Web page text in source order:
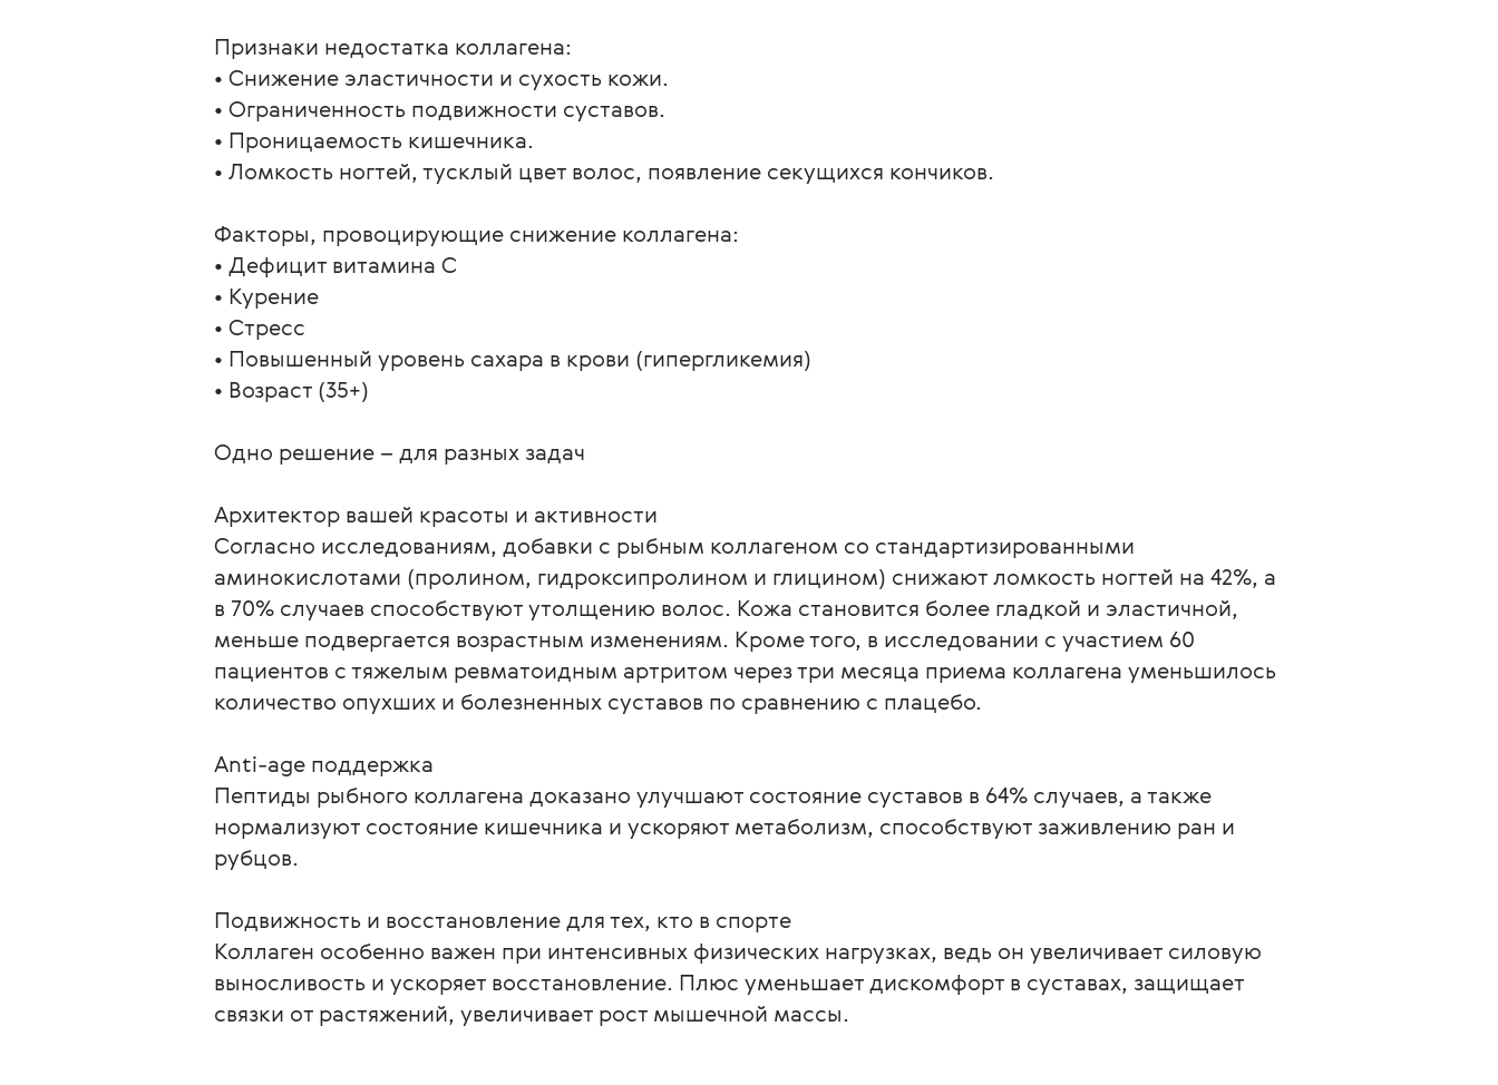
Признаки недостатка коллагена:
• Снижение эластичности и сухость кожи.
• Ограниченность подвижности суставов.
• Проницаемость кишечника.
• Ломкость ногтей, тусклый цвет волос, появление секущихся кончиков.
Факторы, провоцирующие снижение коллагена:
• Дефицит витамина С
• Курение
• Стресс
• Повышенный уровень сахара в крови (гипергликемия)
• Возраст (35+)
Одно решение – для разных задач
Архитектор вашей красоты и активности
Согласно исследованиям, добавки с рыбным коллагеном со стандартизированными
аминокислотами (пролином, гидроксипролином и глицином) снижают ломкость ногтей на 42%, а
в 70% случаев способствуют утолщению волос. Кожа становится более гладкой и эластичной,
меньше подвергается возрастным изменениям. Кроме того, в исследовании с участием 60
пациентов с тяжелым ревматоидным артритом через три месяца приема коллагена уменьшилось
количество опухших и болезненных суставов по сравнению с плацебо.
Anti-age поддержка
Пептиды рыбного коллагена доказано улучшают состояние суставов в 64% случаев, а также
нормализуют состояние кишечника и ускоряют метаболизм, способствуют заживлению ран и
рубцов.
Подвижность и восстановление для тех, кто в спорте
Коллаген особенно важен при интенсивных физических нагрузках, ведь он увеличивает силовую
выносливость и ускоряет восстановление. Плюс уменьшает дискомфорт в суставах, защищает
связки от растяжений, увеличивает рост мышечной массы.